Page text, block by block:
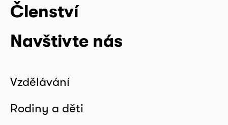
Členství
Navštivte nás
Vzdělávání
Rodiny a děti